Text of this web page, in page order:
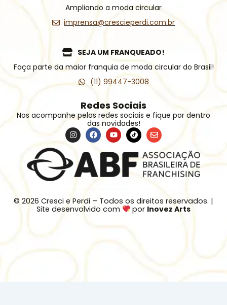
Ampliando a moda circular
imprensa@crescieperdi.com.br
SEJA UM FRANQUEADO!
Faça parte da maior franquia de moda circular do Brasil!
(11) 99447-3008
Redes Sociais
Nos acompanhe pelas redes sociais e fique por dentro
das novidades!
I
n
s
a
g
r
m
F
a
c
b
o
o
Y
o
u
t
u
b
e
Í
c
o
n
e
T
T
o
k
E
n
v
e
l
o
p
© 2026 Cresci e Perdi – Todos os direitos reservados. |
Site desenvolvido com
por InovezArts